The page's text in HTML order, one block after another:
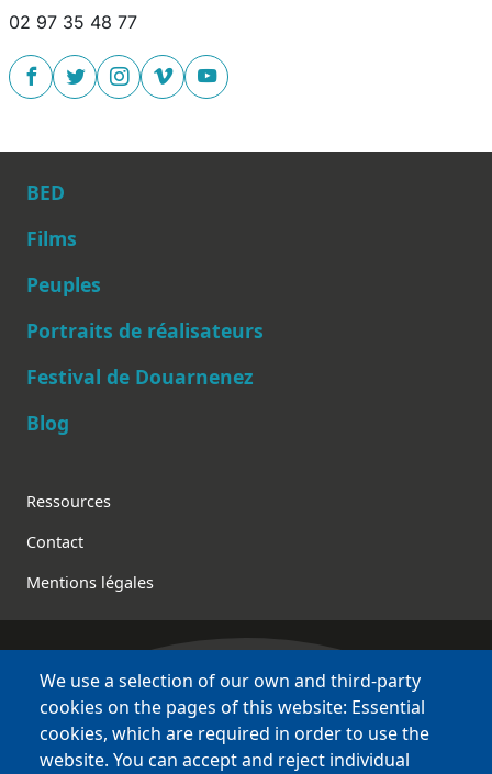
02 97 35 48 77
Main navigation
BED
Films
Peuples
Portraits de réalisateurs
Festival de Douarnenez
Blog
Footer
Ressources
Contact
Mentions légales
Bretagne Culture Diversité
des sites variés !
BCD
We use a selection of our own and third-party
cookies on the pages of this website: Essential
cookies, which are required in order to use the
website. You can accept and reject individual